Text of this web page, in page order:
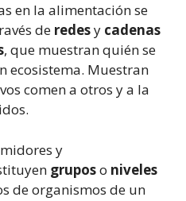
en la alimentación se
de redesy cadenas
, que muestran quién se
ecosistema. Muestran
comen a otros y a la
y
gruposo niveles
de organismos de un